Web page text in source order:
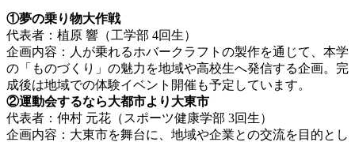
①夢の乗り物大作戦
代表者：植原 響（工学部 4回生）
企画内容：人が乗れるホバークラフトの製作を通じて、本学
の「ものづくり」の魅力を地域や高校生へ発信する企画。完
成後は地域での体験イベント開催も予定しています。
②運動会するなら大都市より大東市
代表者：仲村 元花（スポーツ健康学部 3回生）
企画内容：大東市を舞台に、地域や企業との交流を目的とし